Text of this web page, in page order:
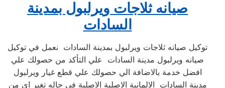
صيانه ثلاجات ويرلبول بمدينة
السادات
توكيل صيانه ثلاجات ويرلبول بمدينة السادات نعمل في توكيل
صيانه ويرلبول مدينة السادات علي التأكد من حصولك علي
افضل خدمة بالاضافة الي حصولك علي قطع غيار ويرلبول
مدينة السادات الالمانية الاصلية الاصلية في حاله تغير اي من